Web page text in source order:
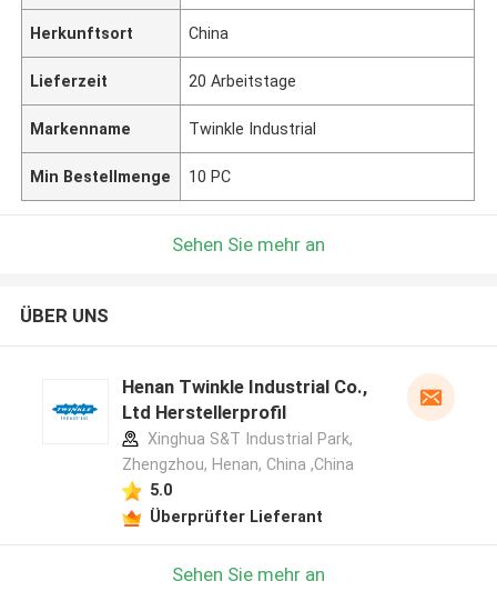
Herkunftsort China
Lieferzeit 20 Arbeitstage
Markenname Twinkle Industrial
Min Bestellmenge 10 PC
Sehen Sie mehr an
ÜBER UNS
Henan Twinkle Industrial Co.,
Ltd Herstellerprofil
Xinghua S&T Industrial Park,
Zhengzhou, Henan, China ,China
5.0
Überprüfter Lieferant
Sehen Sie mehr an